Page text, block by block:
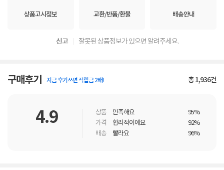
상품고시정보 교환/반품/환불 배송안내
신고 잘못된 상품정보가 있으면 알려주세요.
구매후기 지금 후기쓰면 적립금 2배! 총1,936건
4.9 상품 만족해요
95%
가격
합리적이에요
92%
배송
빨라요 96%